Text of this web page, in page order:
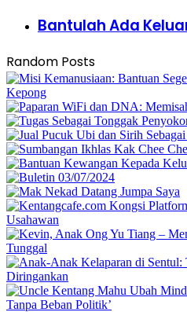
Bantulah Ada
Random Posts